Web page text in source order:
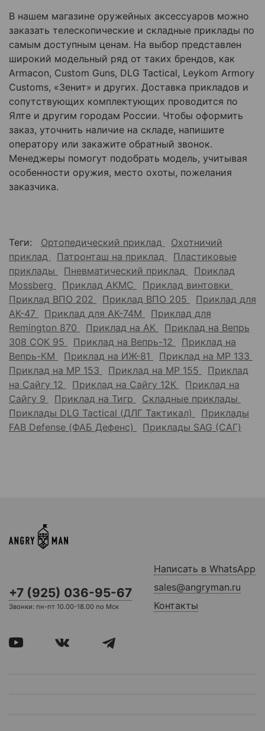
В нашем магазине оружейных аксессуаров можно
заказать телескопические и складные приклады по
самым доступным ценам. На выбор представлен
широкий модельный ряд от таких брендов, как
Armacon, Custom Guns, DLG Tactical, Leykom Armory
Customs, «Зенит» и других. Доставка прикладов и
сопутствующих комплектующих проводится по
Ялте и другим городам России. Чтобы оформить
заказ, уточнить наличие на складе, напишите
оператору или закажите обратный звонок.
Менеджеры помогут подобрать модель, учитывая
особенности оружия, место охоты, пожелания
заказчика.
Теги: Ортопедический приклад
Охотничий
приклад
Патронташ на приклад
Пластиковые
приклады
Пневматический приклад
Приклад
Mossberg
Приклад АКМС
Приклад винтовки
Приклад ВПО 202
Приклад ВПО 205
Приклад для
АК-47
Приклад для АК-74М
Приклад для
Remington 870
Приклад на АК
Приклад на Вепрь
308 СОК 95
Приклад на Вепрь-12
Приклад на
Вепрь-КМ
Приклад на ИЖ-81
Приклад на МР 133
Приклад на МР 153
Приклад на МР 155
Приклад
на Сайгу 12
Приклад на Сайгу 12К
Приклад на
Сайгу 9
Приклад на Тигр
Складные приклады
Приклады DLG Tactical (ДЛГ Тактикал)
Приклады
FAB Defense (ФАБ Дефенс)
Приклады SAG (САГ)
+7 (925) 036-95-67
Звонки: пн-пт 10.00-18.00 по Мск
Написать в WhatsApp
sales@angryman.ru
Контакты